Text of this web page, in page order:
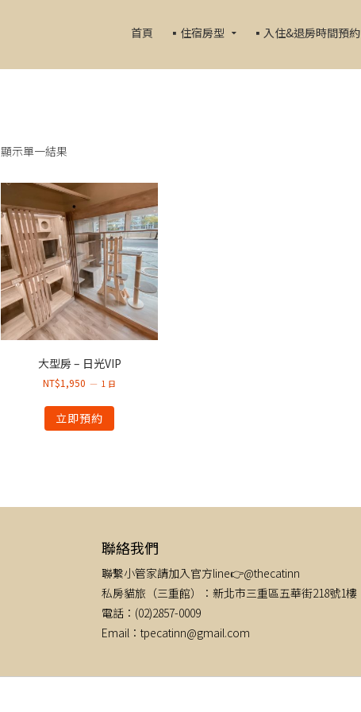
首頁 ▪️住宿房型 ▪️入住&退房時間預約
顯示單一結果
大型房 – 日光VIP
NT$1,950 1 日
立即預約
聯絡我們
聯繫小管家請加入官方line👉@thecatinn
私房貓旅（三重館）：新北市三重區五華街218號1樓
電話：(02)2857-0009
Email：tpecatinn@gmail.com